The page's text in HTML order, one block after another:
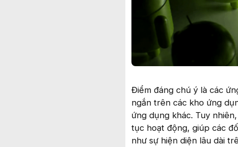
Điểm đáng chú ý là các
ngắn trên các kho ứng
ứng dụng khác. Tuy
tục hoạt động, giúp các
như sự hiện diện lâu dài